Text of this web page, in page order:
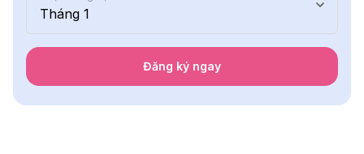
Tháng 1
Đăng ký ngay